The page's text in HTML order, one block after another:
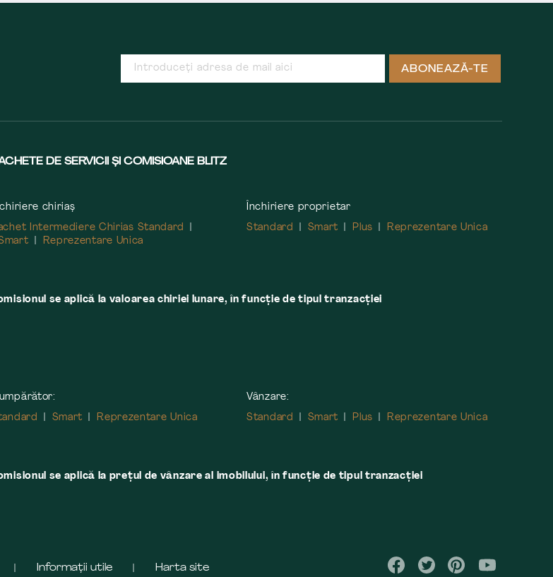
ABONEAZĂ-TE
DE SERVICII ȘI COMISIOANE BLITZ
chiriaș
Intermediere Chirias Standard
Reprezentare Unica
Închiriere proprietar
Standard
Smart Plus Reprezentare Unica
se aplică la valoarea chiriei lunare, în funcție de tipul tranzacției
Smart Reprezentare Unica
Vânzare:
Standard
Smart Plus Reprezentare Unica
se aplică la preţul de vânzare al imobilului, în funcţie de tipul tranzacţiei
Informații utile Harta site